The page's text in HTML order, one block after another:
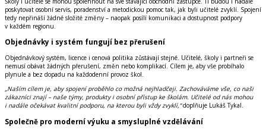
poskytovat osobní servis, poradenství a metodickou pomoc tak, jak byli učitelé zvyklí. Spojení
tedy nepřináší žádné složité změny – naopak posílí komunikaci a dostupnost podpory
v každém regionu.
Objednávky i systém fungují bez přerušení
Objednávkový systém, licence i cenová politika zůstávají stejné. Učitelé, školy i partneři se
nemusí obávat žádných přerušení, změn nebo komplikací. Cílem je, aby vše probíhalo
plynule a bez dopadu na každodenní provoz škol.
„Naším cílem je, aby spojení proběhlo co možná nejhladčeji. Zachováváme vše, co naši
zákazníci znají – naše týmy, produkty i osobní přístup ke školám. Učitelé od nás mohou
i nadále očekávat kvalitní podporu, na kterou byli vždy zvyklí,“doplňuje Lukáš Tykal.
Společně pro moderní výuku a smysluplné vzdělávání